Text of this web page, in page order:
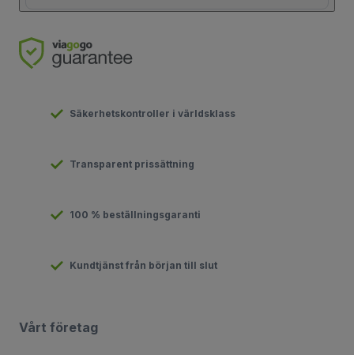
Säkerhetskontroller i världsklass
Transparent prissättning
100 % beställningsgaranti
Kundtjänst från början till slut
Vårt företag